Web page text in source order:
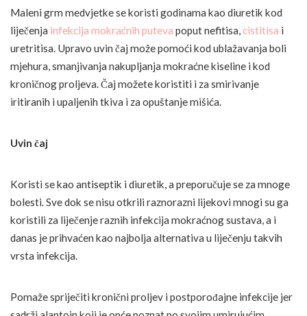
Maleni grm medvjetke se koristi godinama kao diuretik kod
liječenja infekcija mokraćnih puteva poput nefitisa,cistitisa i
uretritisa. Upravo uvin čaj može pomoći kod ublažavanja boli
mjehura, smanjivanja nakupljanja mokraćne kiseline i kod
kroničnog proljeva. Čaj možete koristiti i za smirivanje
iritiranih i upaljenih tkiva i za opuštanje mišića.
Uvin čaj
Koristi se kao antiseptik i diuretik, a preporučuje se za mnoge
bolesti. Sve dok se nisu otkrili raznorazni lijekovi mnogi su ga
koristili za liječenje raznih infekcija mokraćnog sustava, a i
danas je prihvaćen kao najbolja alternativa u liječenju takvih
vrsta infekcija.
Pomaže spriječiti kronični proljev i postporođajne infekcije jer